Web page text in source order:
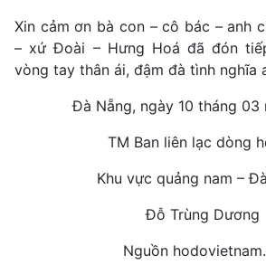
Xin cảm ơn bà con – cô bác – anh
– xứ Đoài – Hưng Hoá đã đón
vòng tay thân ái, đậm đà tình nghĩa
Đà Nẵng, ngày 10 tháng 03
TM Ban liên lạc dòng
Khu vực quảng nam –
Đỗ Trùng Dương
Nguồn